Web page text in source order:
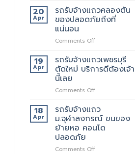
ที่สุด
062-
ต้อง
เจ้า
รับจ้าง
แถว
สะพาน
ทราบ
ก่อน
ได้
ใช้
20
Apr
รถรับจ้างแถวคลองตัน
ของปลอดภัยถึงที่
แน่นอน
Comments Offon
รับจ้าง
แถว
คลองตัน
ปลอดภัย
แน่นอน
19
Apr
รถรับจ้างแถวเพชรบุรี
ตัดใหม่ บริการดีต้องเจ้า
นี้เลย
Comments Offon
รับจ้าง
แถว
เพชรบุรี
ตัด
บริการ
18
Apr
รถรับจ้างแถว
ม.จุฬาลงกรณ์ ขนของ
ย้ายหอ คอนโด
ปลอดภัย
Comments Offon